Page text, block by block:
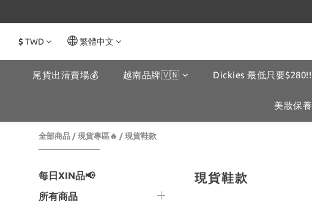
$TWD 繁體中文
尾貨出清賣場💰 越南品牌🇻🇳 Dickies 最低只要$280!!
美妝保養
全部商品 / 現貨專區🔥 / 現貨鞋款
每日XIN品📢
所有商品
現貨鞋款